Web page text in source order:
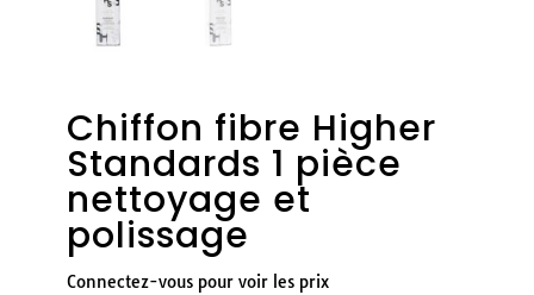
Chiffon fibre Higher
Standards 1 pièce
nettoyage et
polissage
Connectez-vous pour voir les prix